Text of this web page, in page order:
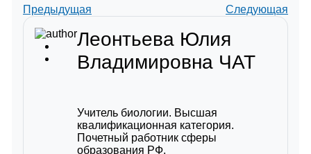
Предыдущая
Следующая
Леонтьева Юлия
Владимировна ЧАТ
Учитель биологии. Высшая
квалификационная категория.
Почетный работник сферы
образования РФ.